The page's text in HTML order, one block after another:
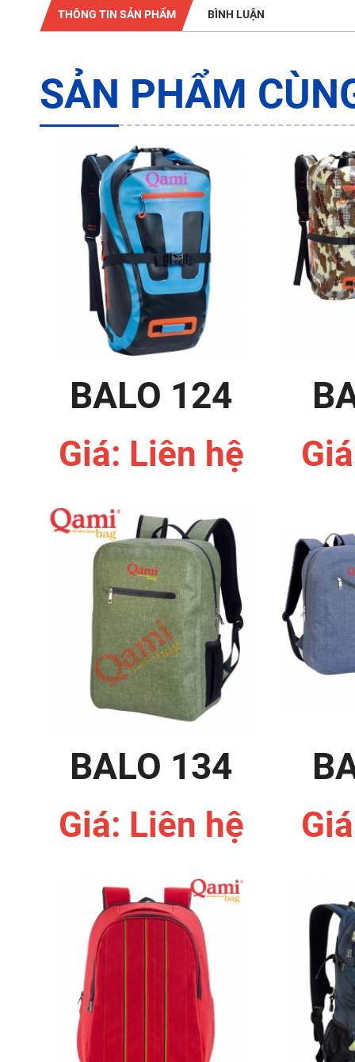
THÔNG TIN SẢN PHẨM BÌNH LUẬN
SẢN PHẨM
BALO 124
Giá: Liên hệ
BALO 134
Giá: Liên hệ